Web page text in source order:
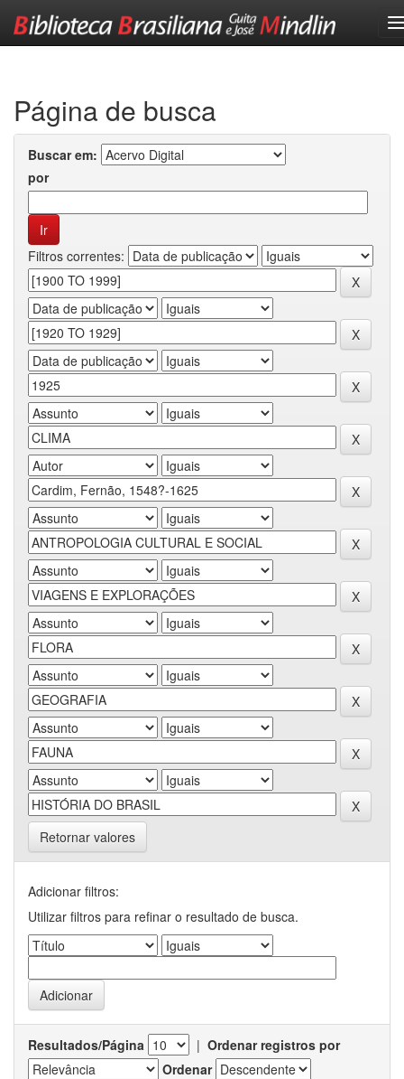
Página de busca
Buscar em:
por
Filtros correntes:
Retornar valores
Adicionar filtros:
Utilizar filtros para refinar o resultado de busca.
Resultados/Página | Ordenar registros por
Ordenar